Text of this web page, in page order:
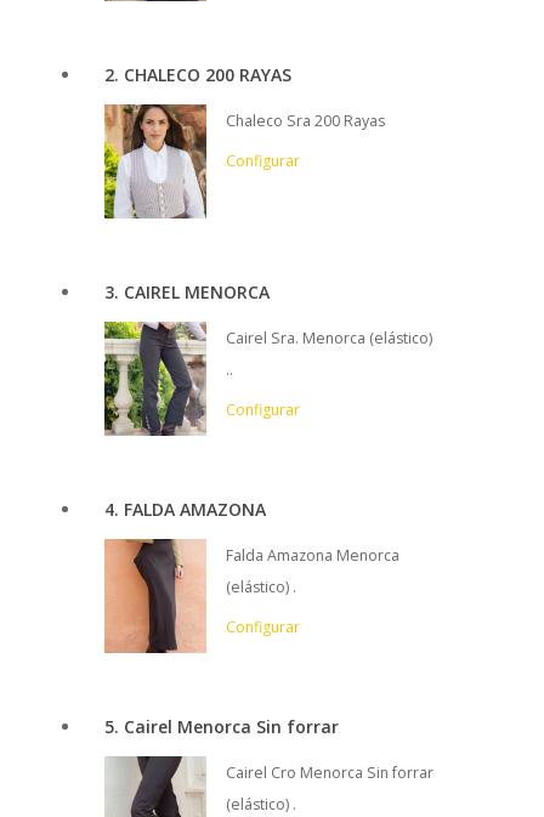
2 CHALECO 200 RAYAS
Chaleco Sra 200 Rayas
Configurar
3 CAIREL MENORCA
Cairel Sra. Menorca (elástico)
..
Configurar
4 FALDA AMAZONA
Falda Amazona Menorca
(elástico) .
Configurar
5 Cairel Menorca Sin forrar
Cairel Cro Menorca Sin forrar
(elástico) .